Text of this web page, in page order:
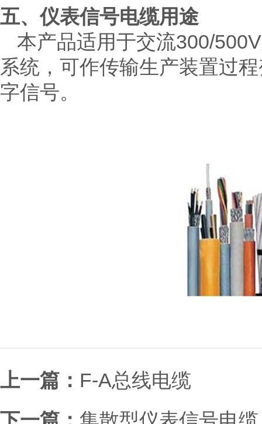
五、仪表信号电缆用途
本产品适用于交流300/500V
系统，可作传输生产装置过
字信号。
上一篇： F-A总线电缆